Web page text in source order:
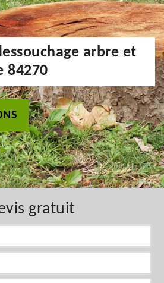
arbre et
84270
gratuit